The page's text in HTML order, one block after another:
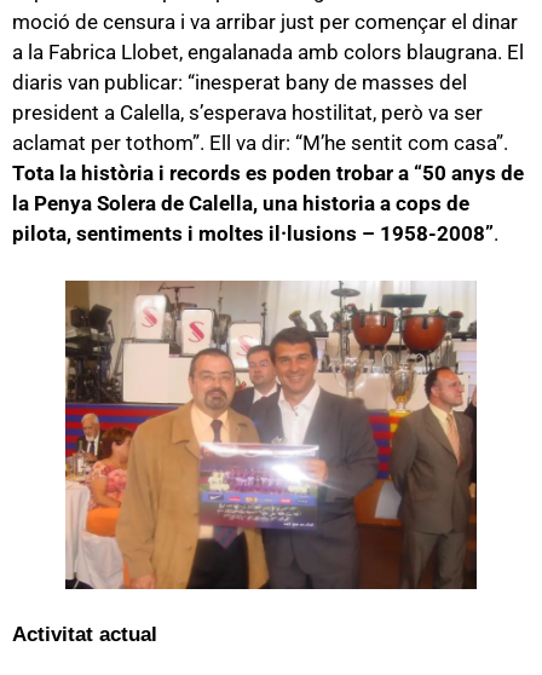
moció de censura i va arribar just per començar el dinar
a la Fabrica Llobet, engalanada amb colors blaugrana. El
diaris van publicar: “inesperat bany de masses del
president a Calella, s’esperava hostilitat, però va ser
aclamat per tothom”. Ell va dir: “M’he sentit com casa”.
Tota la història i records es poden trobar a “50 anys de
la Penya Solera de Calella, una historia a cops de
pilota, sentiments i moltes il·lusions – 1958-2008”.
Activitat actual